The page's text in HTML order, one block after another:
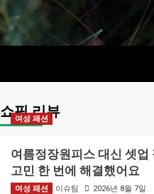
쇼핑 리뷰
여성 패션
여름정장원피스 대신 셋업
고민 한 번에 해결했어요
BIZMARK 이슈팀 2026년 8월 7일
여성 패션